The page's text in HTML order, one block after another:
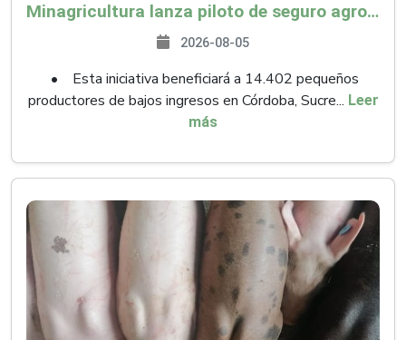
Minagricultura lanza piloto de seguro agropecuario por $9.625 millones para proteger a más de 14.000 pequeños productores contra riesgos del Fenómeno de El Niño
2026-08-05
• Esta iniciativa beneficiará a 14.402 pequeños
productores de bajos ingresos en Córdoba, Sucre... Leer
más